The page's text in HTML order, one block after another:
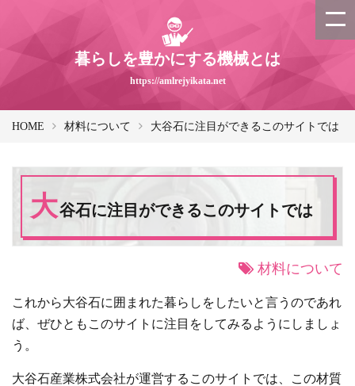
暮らしを豊かにする機械とは
https://amlrejyikata.net
HOME 材料について 大谷石に注目ができるこのサイトでは
大谷石に注目ができるこのサイトでは
材料について
これから大谷石に囲まれた暮らしをしたいと言うのであれ
ば、ぜひともこのサイトに注目をしてみるようにしましょ
う。
大谷石産業株式会社が運営するこのサイトでは、この材質